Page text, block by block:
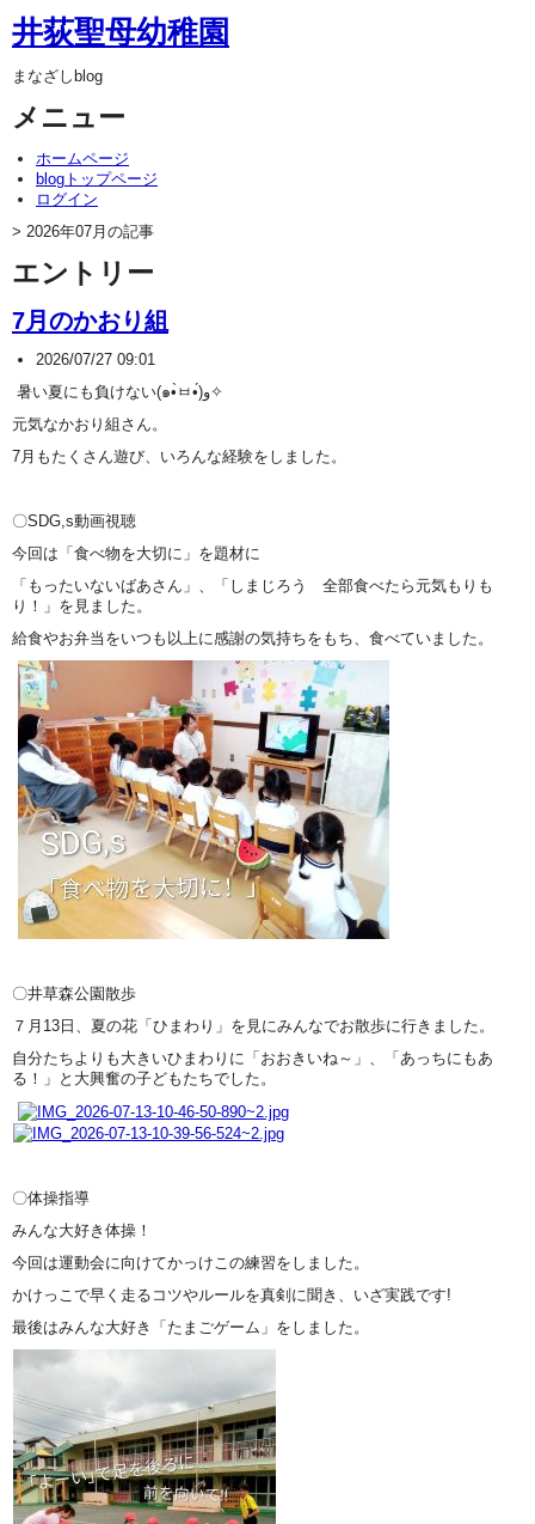
井荻聖母幼稚園
まなざしblog
メニュー
ホームページ
blogトップページ
ログイン
> 2026年07月の記事
エントリー
7月のかおり組
2026/07/27 09:01
暑い夏にも負けない(๑•̀ㅂ•́)و✧
元気なかおり組さん。
7月もたくさん遊び、いろんな経験をしました。
〇SDG,s動画視聴
今回は「食べ物を大切に」を題材に
「もったいないばあさん」、「しまじろう 全部食べたら元気もりも
り！」を見ました。
給食やお弁当をいつも以上に感謝の気持ちをもち、食べていました。
〇井草森公園散歩
７月13日、夏の花「ひまわり」を見にみんなでお散歩に行きました。
自分たちよりも大きいひまわりに「おおきいね～」、「あっちにもあ
る！」と大興奮の子どもたちでした。
〇体操指導
みんな大好き体操！
今回は運動会に向けてかっけこの練習をしました。
かけっこで早く走るコツやルールを真剣に聞き、いざ実践です!
最後はみんな大好き「たまごゲーム」をしました。